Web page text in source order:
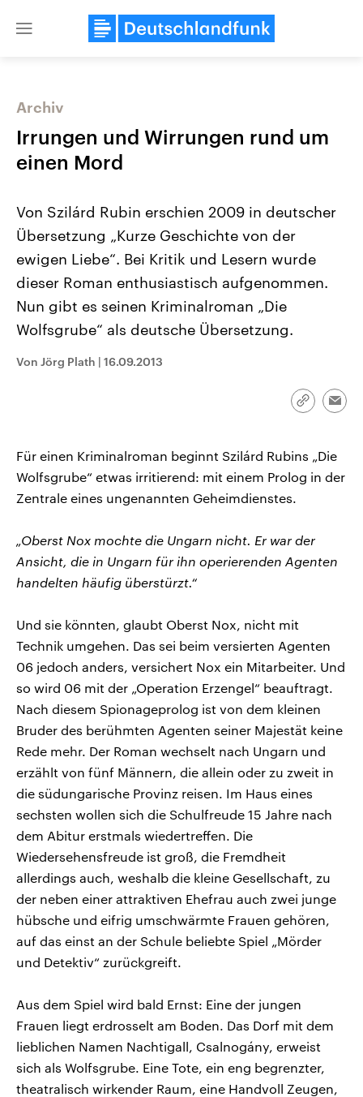
Close
Landtagswahl Sachsen-Anhalt
Alle Informationen
Sachsen-Anhalt wählt am 6.
September 2026 einen neuen
Bundesland von einer Koalition aus
USA
Hintergründe
gehören die Vereinigten
Audio-Archiv
Archiv
Irrungen und Wirrungen rund um
einen Mord
Von Szilárd Rubin erschien 2009 in deutscher
Übersetzung „Kurze Geschichte von der
ewigen Liebe“. Bei Kritik und Lesern wurde
dieser Roman enthusiastisch aufgenommen.
Nun gibt es seinen Kriminalroman „Die
Wolfsgrube“ als deutsche Übersetzung.
Von Jörg Plath | 16.09.2013
Link
Für einen Kriminalroman beginnt Szilárd Rubins „Die
Wolfsgrube“ etwas irritierend: mit einem Prolog in der
Zentrale eines ungenannten Geheimdienstes.
„Oberst Nox mochte die Ungarn nicht. Er war der
Ansicht, die in Ungarn für ihn operierenden Agenten
handelten häufig überstürzt.“
Und sie könnten, glaubt Oberst Nox, nicht mit
Technik umgehen. Das sei beim versierten Agenten
06 jedoch anders, versichert Nox ein Mitarbeiter. Und
so wird 06 mit der „Operation Erzengel“ beauftragt.
Nach diesem Spionageprolog ist von dem kleinen
Bruder des berühmten Agenten seiner Majestät keine
Rede mehr. Der Roman wechselt nach Ungarn und
erzählt von fünf Männern, die allein oder zu zweit in
die südungarische Provinz reisen. Im Haus eines
sechsten wollen sich die Schulfreude 15 Jahre nach
dem Abitur erstmals wiedertreffen. Die
Wiedersehensfreude ist groß, die Fremdheit
allerdings auch, weshalb die kleine Gesellschaft, zu
der neben einer attraktiven Ehefrau auch zwei junge
hübsche und eifrig umschwärmte Frauen gehören,
auf das einst an der Schule beliebte Spiel „Mörder
und Detektiv“ zurückgreift.
Aus dem Spiel wird bald Ernst: Eine der jungen
Frauen liegt erdrosselt am Boden. Das Dorf mit dem
lieblichen Namen Nachtigall, Csalnogány, erweist
sich als Wolfsgrube. Eine Tote, ein eng begrenzter,
theatralisch wirkender Raum, eine Handvoll Zeugen,